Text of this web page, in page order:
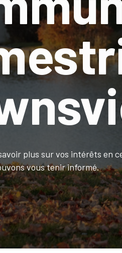
plus sur vos intérêts en
vous tenir informé.